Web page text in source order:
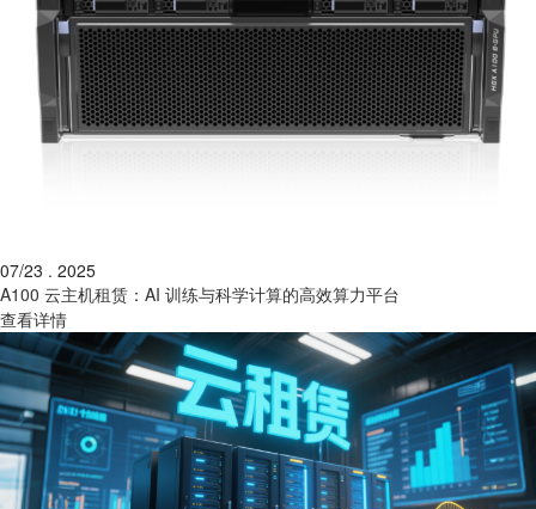
07/23 . 2025
A100 云主机租赁：AI 训练与科学计算的高效算力平台
查看详情